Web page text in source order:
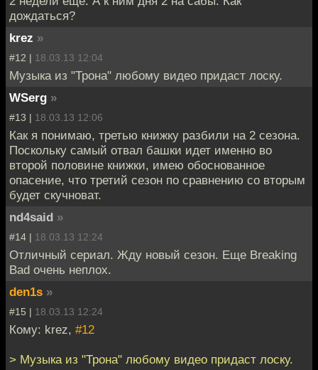
дождаться?
krez »
#12 | 18.03.13 12:04
Музыка из "Трона" любому видео придаст лоску.
WSerg »
#13 | 18.03.13 12:06
Как я понимаю, третью книжку разбили на 2 сезона.
Поскольку самый отвал башки идет именно во
второй половине книжки, имею обоснованное
опасение, что третий сезон по сравнению со вторым
будет скучноват.
nd4said »
#14 | 18.03.13 12:24
Отличный сериал. Жду новый сезон. Еще Breaking
Bad очень неплох.
den1s »
#15 | 18.03.13 12:24
Кому: krez, #12
> Музыка из "Трона" любому видео придаст лоску.